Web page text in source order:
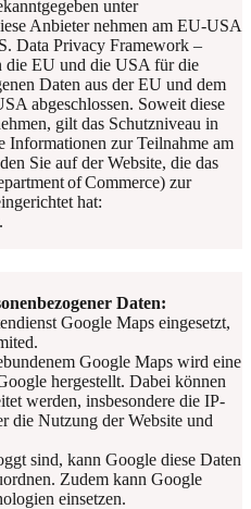
unter
Anbieter nehmen am EU-USA
Data Privacy Framework –
die EU und die USA für die
Daten aus der EU und dem
abgeschlossen. Soweit diese
gilt das Schutzniveau in
Informationen zur Teilnahme am
Sie auf der Website, die das
of Commerce) zur
hat:
Daten:
Google Maps eingesetzt,
Google Maps wird eine
hergestellt. Dabei können
werden, insbesondere die IP-
die Nutzung der Website und
sind, kann Google diese Daten
Zudem kann Google
einsetzen.